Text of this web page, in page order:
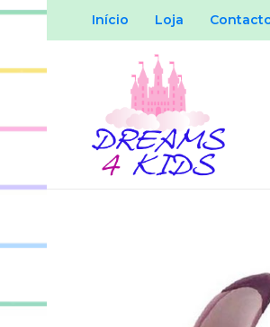
Início Loja